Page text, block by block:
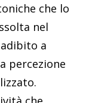
che lo
nel
a
percezione